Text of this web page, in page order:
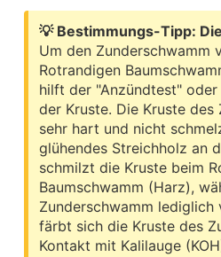
💡 Bestimmungs-Tipp:
Um den Zunderschwamm
Rotrandigen
hilft der "Anzündtest"
der Kruste. Die Kruste des
sehr hart und nicht
glühendes Streichholz an
schmilzt die Kruste beim
Baumschwamm (Harz),
Zunderschwamm lediglich
färbt sich die Kruste des
Kontakt mit Kalilauge